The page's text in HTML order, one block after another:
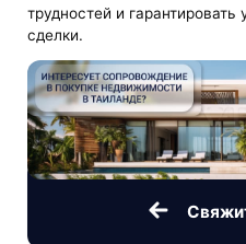
трудностей и
сделки.